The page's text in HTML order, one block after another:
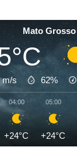
Mato Grosso
m/s 62%
04:00
+24°C
05:00
+24°C